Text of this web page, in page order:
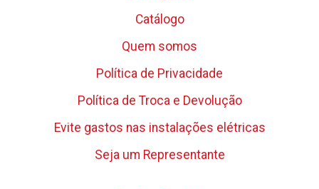
Catálogo
Quem somos
Política de Privacidade
Política de Troca e Devolução
Evite gastos nas instalações elétricas
Seja um Representante